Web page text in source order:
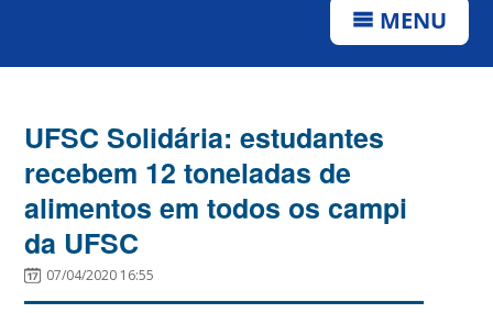
MENU
UFSC Solidária: estudantes
recebem 12 toneladas de
alimentos em todos os campi
da UFSC
07/04/2020 16:55